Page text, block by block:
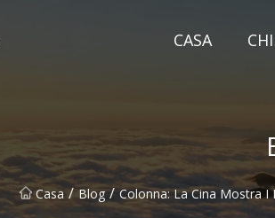
CASA
Casa / Blog / Colonna: La Cina Mostra